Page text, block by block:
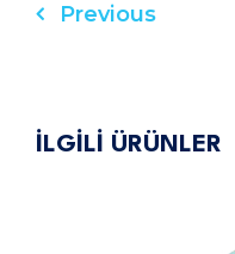
Yazı
Previous
İLGİLİ ÜRÜNLER